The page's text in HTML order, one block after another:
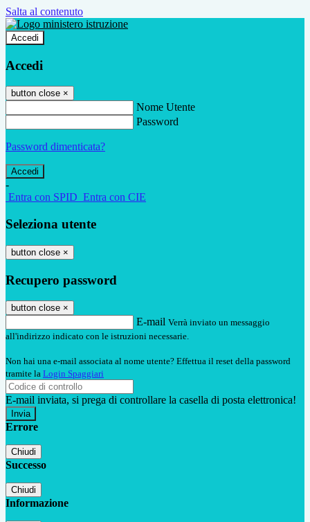
Salta al contenuto
Accedi
Accedi
button close ×
Nome Utente
Password
Password dimenticata?
-
Entra con SPID Entra con CIE
Seleziona utente
button close ×
Recupero password
button close ×
E-mail Verrà inviato un messaggio
all'indirizzo indicato con le istruzioni necessarie.
Non hai una e-mail associata al nome utente? Effettua il reset della password
tramite la Login Spaggiari
E-mail inviata, si prega di controllare la casella di posta elettronica!
Errore
Chiudi
Successo
Chiudi
Informazione